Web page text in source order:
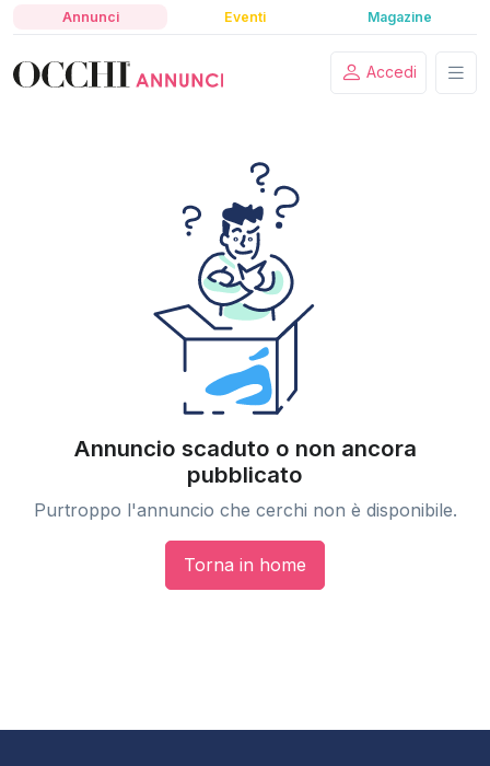
Annunci Eventi Magazine
Accedi
Annuncio scaduto o non ancora
pubblicato
Purtroppo l'annuncio che cerchi non è disponibile.
Torna in home